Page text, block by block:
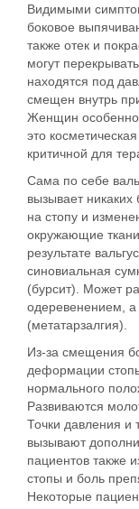
Видимыми
боковое
также отек и
могут
находятся под
смещен внутрь
Женщин особенно
это
критичной для
Сама по себе
вызывает
на стопу и
окружающие
результате
синовиальная
(бурсит). Может
одеревенением, а
(метатарзалгия).
Из-за смещения
деформации
нормального
Развиваются
Точки давления и
вызывают
пациентов также
стопы и боль
Некоторые